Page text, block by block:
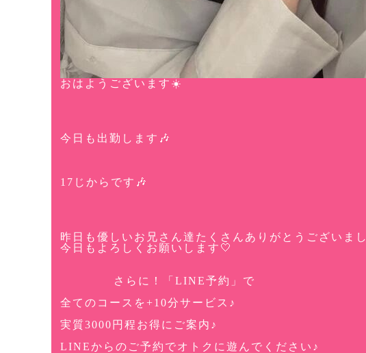
おはようございます☀️
今日も出勤します🎶
17じからです🎶
昨日も優しいお兄さん達たくさんありがとうございま
今日もよろしくお願いします🤍
さらに！「LINE予約」で
全てのコースを+10分サービス♪
実質3000円程お得にご案内♪
LINEからのご予約でオトクに遊んでください♪